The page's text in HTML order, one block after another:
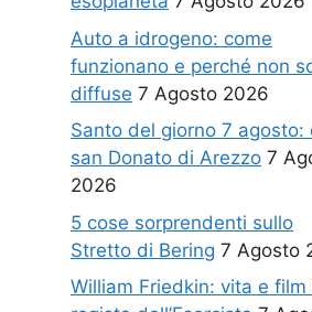
Auto a idrogeno: come
funzionano e perché non
diffuse 7 Agosto 2026
Santo del giorno 7 agosto:
san Donato di Arezzo 7
2026
5 cose sorprendenti sullo
Stretto di Bering 7 Agosto
William Friedkin: vita e film